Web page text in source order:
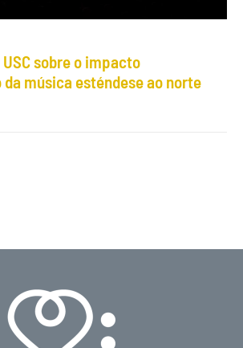
USC sobre o impacto
música esténdese ao norte